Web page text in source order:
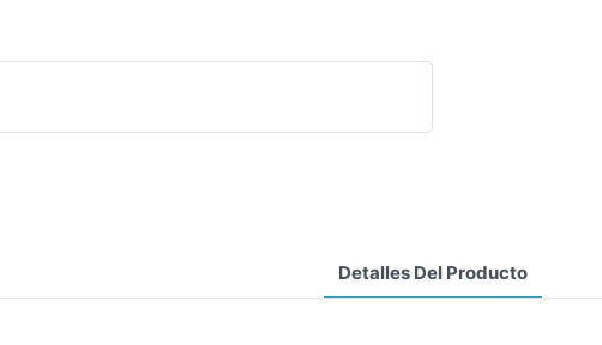
Detalles Del Producto